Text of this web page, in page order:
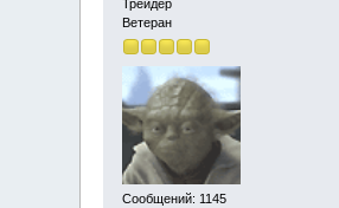
Трейдер
Ветеран
Сообщений: 1145